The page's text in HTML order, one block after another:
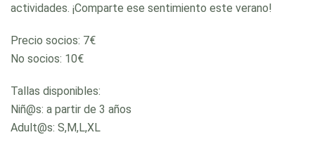
actividades. ¡Comparte ese sentimiento este verano!
Precio socios: 7€
No socios: 10€
Tallas disponibles:
Niñ@s: a partir de 3 años
Adult@s: S,M,L,XL